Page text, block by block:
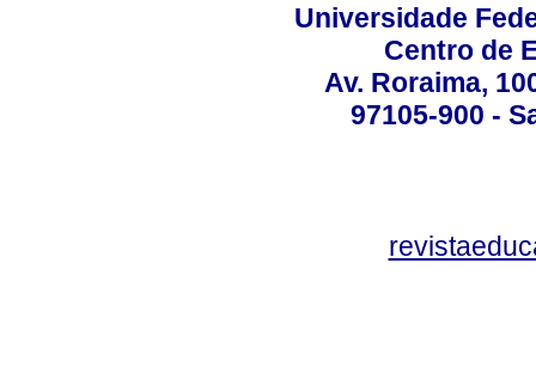
Universidade
Centro de
Av. Roraima,
97105-900 -